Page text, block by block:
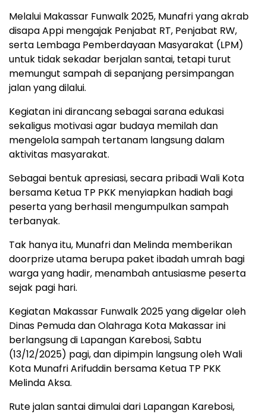
Melalui Makassar Funwalk 2025, Munafri yang akrab
disapa Appi mengajak Penjabat RT, Penjabat RW,
serta Lembaga Pemberdayaan Masyarakat (LPM)
untuk tidak sekadar berjalan santai, tetapi turut
memungut sampah di sepanjang persimpangan
jalan yang dilalui.
Kegiatan ini dirancang sebagai sarana edukasi
sekaligus motivasi agar budaya memilah dan
mengelola sampah tertanam langsung dalam
aktivitas masyarakat.
Sebagai bentuk apresiasi, secara pribadi Wali Kota
bersama Ketua TP PKK menyiapkan hadiah bagi
peserta yang berhasil mengumpulkan sampah
terbanyak.
Tak hanya itu, Munafri dan Melinda memberikan
doorprize utama berupa paket ibadah umrah bagi
warga yang hadir, menambah antusiasme peserta
sejak pagi hari.
Kegiatan Makassar Funwalk 2025 yang digelar oleh
Dinas Pemuda dan Olahraga Kota Makassar ini
berlangsung di Lapangan Karebosi, Sabtu
(13/12/2025) pagi, dan dipimpin langsung oleh Wali
Kota Munafri Arifuddin bersama Ketua TP PKK
Melinda Aksa.
Rute jalan santai dimulai dari Lapangan Karebosi,